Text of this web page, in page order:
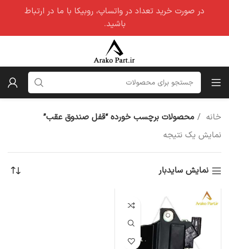
خانه
محصولات برچسب خورده “قفل صندوق عقب”
نمایش یک نتیجه
نمایش سایدبار
در صورت خرید تعداد در واتساپ، روبیکا با ما در ارتباط
باشید.